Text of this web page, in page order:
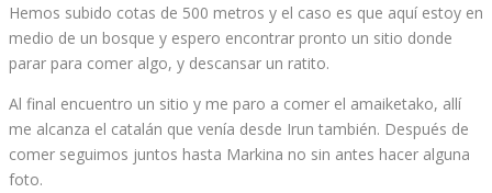
Hemos subido cotas de 500 metros y el caso es que aquí estoy en
medio de un bosque y espero encontrar pronto un sitio donde
parar para comer algo, y descansar un ratito.
Al final encuentro un sitio y me paro a comer el amaiketako, allí
me alcanza el catalán que venía desde Irun también. Después de
comer seguimos juntos hasta Markina no sin antes hacer alguna
foto.